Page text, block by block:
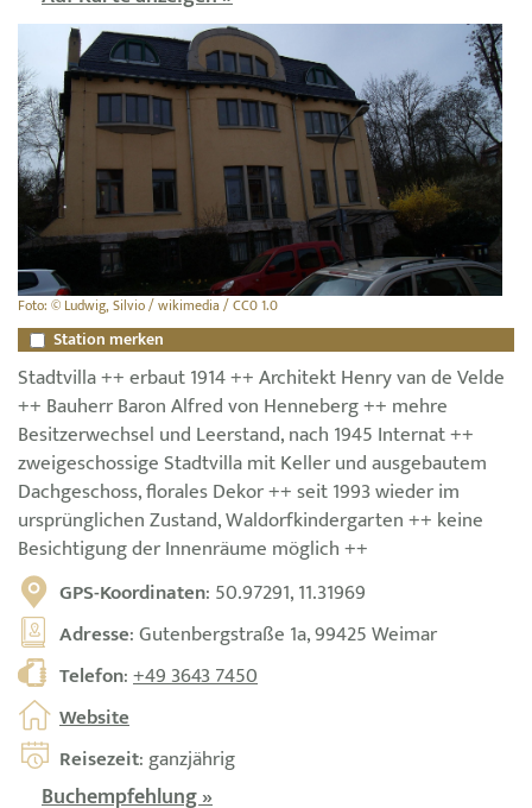
Foto: © Ludwig, Silvio / wikimedia / CC0 1.0
Station merken
Stadtvilla ++ erbaut 1914 ++ Architekt Henry van de Velde
++ Bauherr Baron Alfred von Henneberg ++ mehre
Besitzerwechsel und Leerstand, nach 1945 Internat ++
zweigeschossige Stadtvilla mit Keller und ausgebautem
Dachgeschoss, florales Dekor ++ seit 1993 wieder im
ursprünglichen Zustand, Waldorfkindergarten ++ keine
Besichtigung der Innenräume möglich ++
GPS-Koordinaten: 50.97291, 11.31969
Adresse: Gutenbergstraße 1a, 99425 Weimar
Telefon:+49 3643 7450
Website
Reisezeit: ganzjährig
Buchempfehlung »